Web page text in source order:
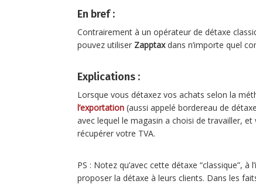
En bref :
Contrairement à un opérateur de détaxe
pouvez utiliser Zapptaxdans n’importe quel
Explications :
Lorsque vous détaxez vos achats selon la
l’exportation (aussi appelé bordereau de
avec lequel le magasin a choisi de travailler,
récupérer votre TVA.
PS : Notez qu’avec cette détaxe “classique”,
proposer la détaxe à leurs clients. Dans les